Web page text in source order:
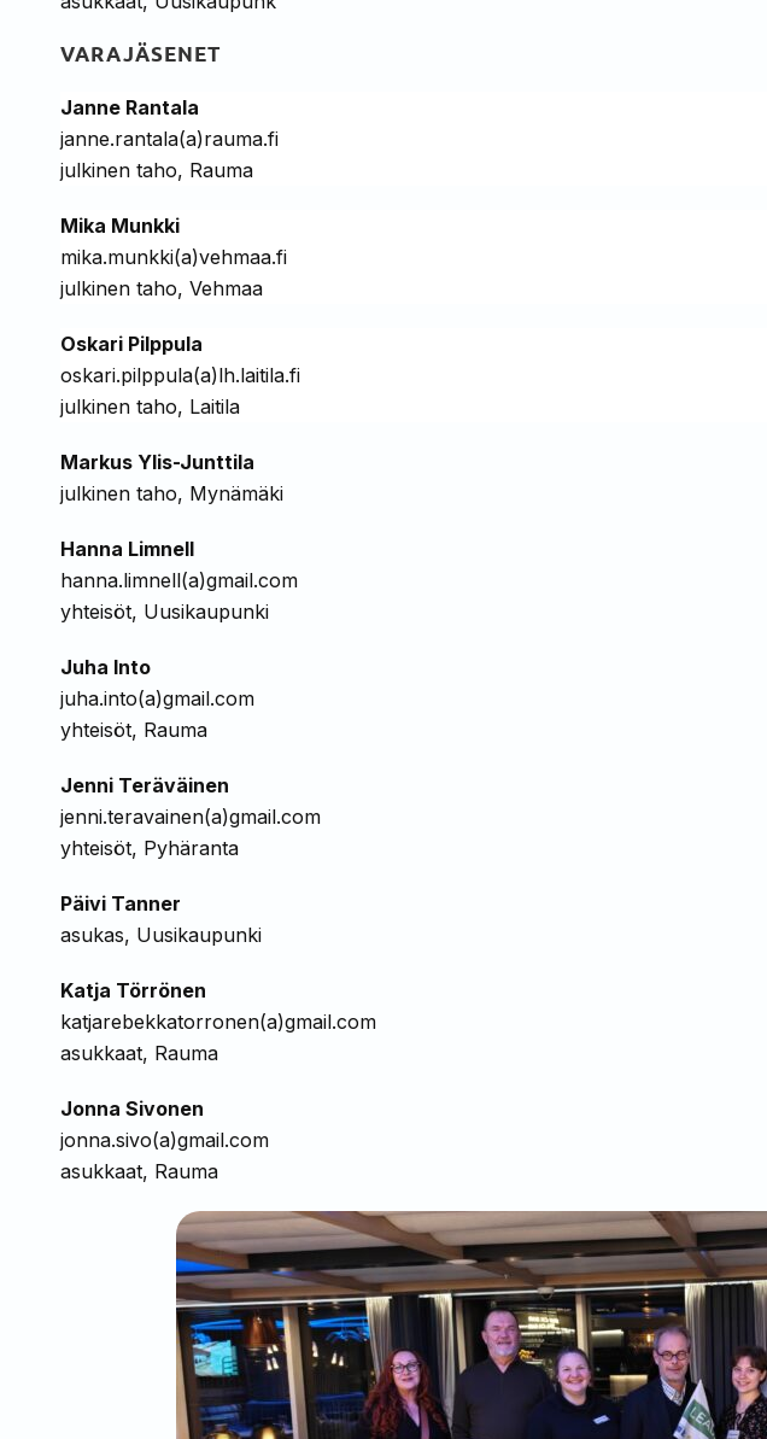
VARAJÄSENET
Janne Rantala
janne.rantala(a)rauma.fi
julkinen taho, Rauma
Mika Munkki
mika.munkki(a)vehmaa.fi
julkinen taho, Vehmaa
Oskari Pilppula
oskari.pilppula(a)lh.laitila.fi
julkinen taho, Laitila
Markus Ylis-Junttila
julkinen taho, Mynämäki
Hanna Limnell
hanna.limnell(a)gmail.com
yhteisöt, Uusikaupunki
Juha Into
juha.into(a)gmail.com
yhteisöt, Rauma
Jenni Teräväinen
jenni.teravainen(a)gmail.com
yhteisöt, Pyhäranta
Päivi Tanner
asukas, Uusikaupunki
Katja Törrönen
katjarebekkatorronen(a)gmail.com
asukkaat, Rauma
Jonna Sivonen
jonna.sivo(a)gmail.com
asukkaat, Rauma